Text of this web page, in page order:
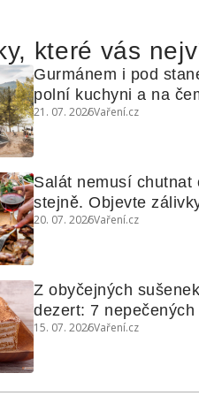
které vás
Gurmánem i pod
polní kuchyni a na
21. 07. 2026Vaření.cz
Salát nemusí chutnat
stejně. Objevte
využijete i na maso,
20. 07. 2026Vaření.cz
Z obyčejných
dezert: 7
koláčů
15. 07. 2026Vaření.cz